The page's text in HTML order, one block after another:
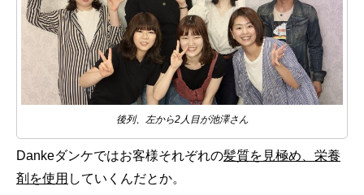
後列、左から2人目が池澤さん
Dankeダンケではお客様それぞれの髪質を見極め、栄養
剤を使用 していくんだとか。